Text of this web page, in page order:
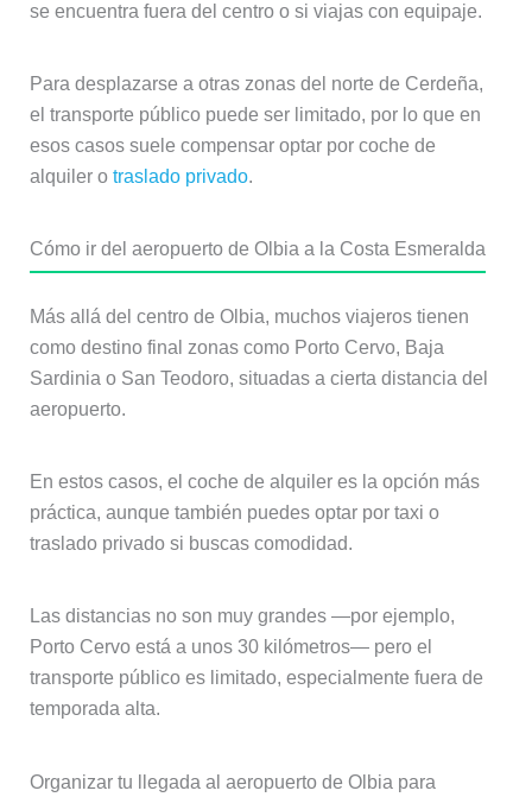
se encuentra fuera del centro o si viajas con equipaje.
Para desplazarse a otras zonas del norte de Cerdeña,
el transporte público puede ser limitado, por lo que en
esos casos suele compensar optar por coche de
alquiler o traslado privado.
Cómo ir del aeropuerto de Olbia a la Costa Esmeralda
Más allá del centro de Olbia, muchos viajeros tienen
como destino final zonas como Porto Cervo, Baja
Sardinia o San Teodoro, situadas a cierta distancia del
aeropuerto.
En estos casos, el coche de alquiler es la opción más
práctica, aunque también puedes optar por taxi o
traslado privado si buscas comodidad.
Las distancias no son muy grandes —por ejemplo,
Porto Cervo está a unos 30 kilómetros— pero el
transporte público es limitado, especialmente fuera de
temporada alta.
Organizar tu llegada al aeropuerto de Olbia para